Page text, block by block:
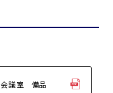
会議室 備品